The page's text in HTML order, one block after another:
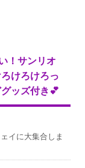
！サンリオ
けろけろっ
ッズ付き💕
イに大集合しま